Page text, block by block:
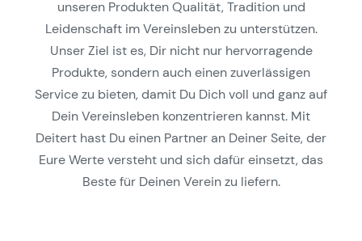
unseren Produkten Qualität, Tradition und
Leidenschaft im Vereinsleben zu unterstützen.
Unser Ziel ist es, Dir nicht nur hervorragende
Produkte, sondern auch einen zuverlässigen
Service zu bieten, damit Du Dich voll und ganz auf
Dein Vereinsleben konzentrieren kannst. Mit
Deitert hast Du einen Partner an Deiner Seite, der
Eure Werte versteht und sich dafür einsetzt, das
Beste für Deinen Verein zu liefern.